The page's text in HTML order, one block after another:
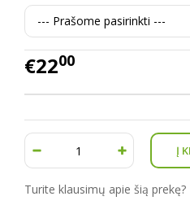
€2200
Turite klausimų apie šią prekę?